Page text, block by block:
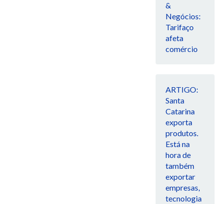
&
Negócios:
Tarifaço
afeta
comércio
ARTIGO:
Santa
Catarina
exporta
produtos.
Está na
hora de
também
exportar
empresas,
tecnologia